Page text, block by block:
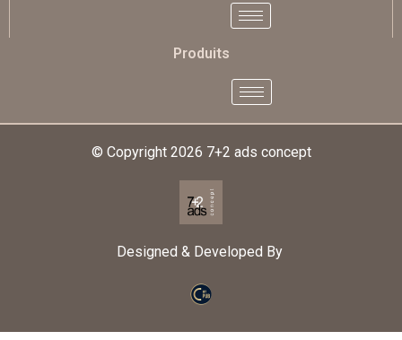
Produits
© Copyright 2026 7+2 ads concept
Designed & Developed By